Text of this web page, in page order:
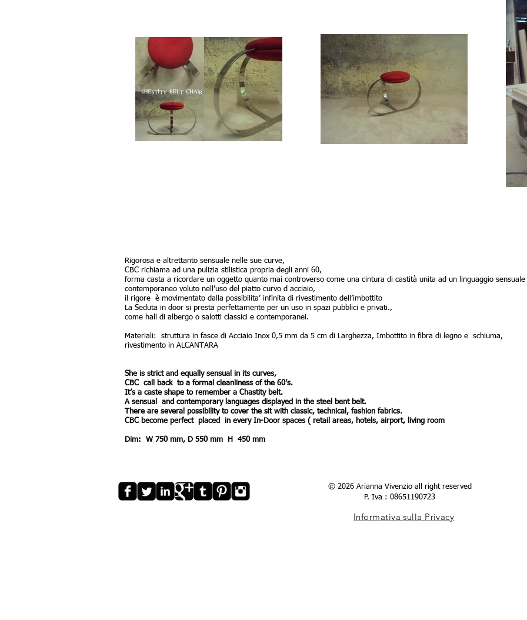
Rigorosa e altrettanto sensuale nelle sue curve,
CBC richiama ad una pulizia stilistica propria degli anni 60,
forma casta a ricordare un oggetto quanto mai controverso come una cintura di castità unita ad un linguaggio sensuale
contemporaneo voluto nell’uso del piatto curvo d acciaio,
il rigore è movimentato dalla possibilita’ infinita di rivestimento dell’imbottito
La Seduta in door si presta perfettamente per un uso in spazi pubblici e privati.,
come hall di albergo o salotti classici e contemporanei.
Materiali: struttura in fasce di Acciaio Inox 0,5 mm da 5 cm di Larghezza, Imbottito in fibra di legno e schiuma,
rivestimento in ALCANTARA
She is strict and equally sensual in its curves,
CBC call back to a formal cleanliness of the 60’s.
It’s a caste shape to remember a Chastity belt.
A sensual and contemporary languages displayed in the steel bent belt.
There are several possibility to cover the sit with classic, technical, fashion fabrics.
CBC become perfect placed in every In-Door spaces ( retail areas, hotels, airport, living room
Dim: W 750 mm, D 550 mm H 450 mm
© 2026 Arianna Vivenzio all right reserved
P. Iva : 08651190723
Informativa sulla Privacy